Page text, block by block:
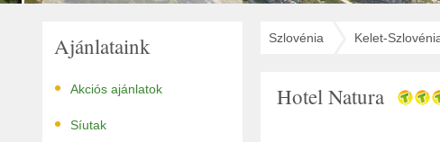
Ajánlataink
• Akciós ajánlatok
• Síutak
Szlovénia Kelet-
Hotel Natura